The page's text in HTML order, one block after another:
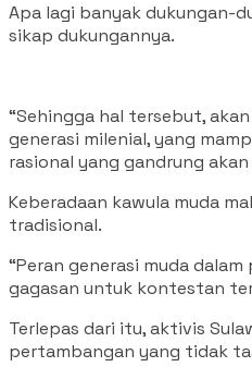
Apa lagi banyak dukungan-
sikap dukungannya.
“Sehingga hal tersebut,
generasi milenial, yang
rasional yang gandrung
Keberadaan kawula muda
tradisional.
“Peran generasi muda
gagasan untuk kontestan
Terlepas dari itu, aktivis
pertambangan yang tidak